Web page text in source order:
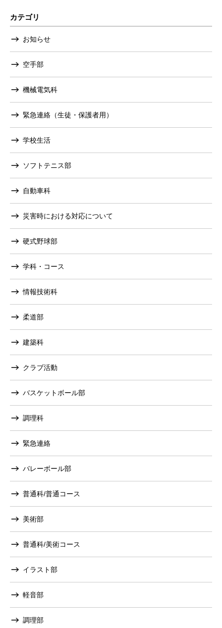
カテゴリ
お知らせ
空手部
機械電気科
緊急連絡（生徒・保護者用）
学校生活
ソフトテニス部
自動車科
災害時における対応について
硬式野球部
学科・コース
情報技術科
柔道部
建築科
クラブ活動
バスケットボール部
調理科
緊急連絡
バレーボール部
普通科/普通コース
美術部
普通科/美術コース
イラスト部
軽音部
調理部